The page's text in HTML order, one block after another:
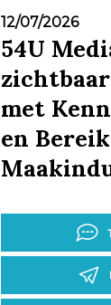
12/07/2026
54U
met
en